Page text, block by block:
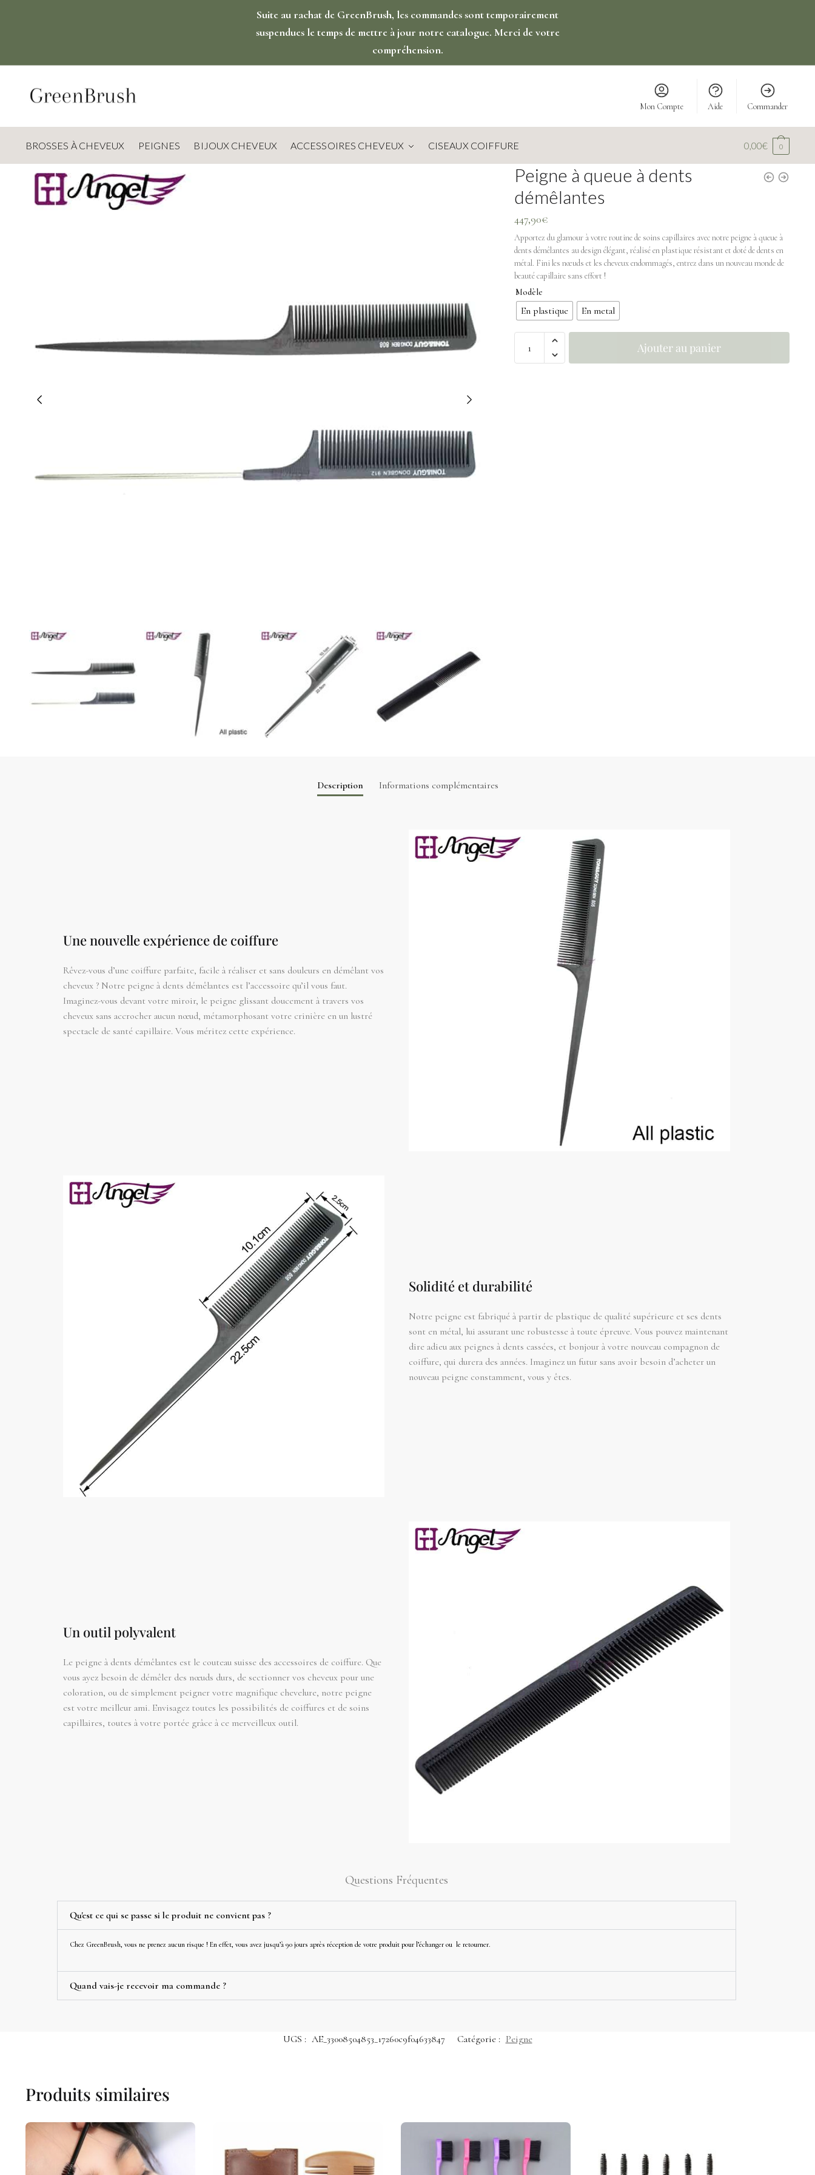
Suite au rachat de GreenBrush, les commandes sont temporairement
suspendues le temps de mettre à jour notre catalogue. Merci de votre
compréhension.
Mon Compte Aide Commander
BROSSES À CHEVEUX PEIGNES BIJOUX CHEVEUX ACCESSOIRES CHEVEUX CISEAUX COIFFURE 0,00€ 0
Peigne à queue à dents
démêlantes
447,90€
Apportez du glamour à votre routine de soins capillaires avec notre peigne à queue à
dents démêlantes au design élégant, réalisé en plastique résistant et doté de dents en
métal. Fini les nœuds et les cheveux endommagés, entrez dans un nouveau monde de
beauté capillaire sans effort !
Modèle
En plastique En metal
Ajouter au panier
Description Informations complémentaires
Une nouvelle expérience de coiffure
Rêvez-vous d’une coiffure parfaite, facile à réaliser et sans douleurs en démêlant vos
cheveux ? Notre peigne à dents démêlantes est l’accessoire qu’il vous faut.
Imaginez-vous devant votre miroir, le peigne glissant doucement à travers vos
cheveux sans accrocher aucun nœud, métamorphosant votre crinière en un lustré
spectacle de santé capillaire. Vous méritez cette expérience.
Solidité et durabilité
Notre peigne est fabriqué à partir de plastique de qualité supérieure et ses dents
sont en métal, lui assurant une robustesse à toute épreuve. Vous pouvez maintenant
dire adieu aux peignes à dents cassées, et bonjour à votre nouveau compagnon de
coiffure, qui durera des années. Imaginez un futur sans avoir besoin d’acheter un
nouveau peigne constamment, vous y êtes.
Un outil polyvalent
Le peigne à dents démêlantes est le couteau suisse des accessoires de coiffure. Que
vous ayez besoin de démêler des nœuds durs, de sectionner vos cheveux pour une
coloration, ou de simplement peigner votre magnifique chevelure, notre peigne
est votre meilleur ami. Envisagez toutes les possibilités de coiffures et de soins
capillaires, toutes à votre portée grâce à ce merveilleux outil.
Questions Fréquentes
Qu'est ce qui se passe si le produit ne convient pas ?
Chez GreenBrush, vous ne prenez aucun risque ! En effet, vous avez jusqu’à 90 jours après réception de votre produit pour l’échanger ou le retourner.
Quand vais-je recevoir ma commande ?
UGS : AE_33008504853_17260c9f04633847 Catégorie : Peigne
Produits similaires